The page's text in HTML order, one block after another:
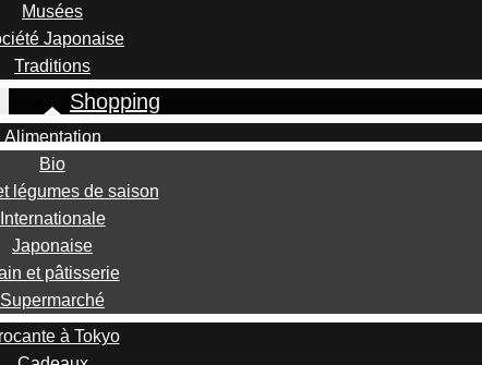
Musées
Japonaise
Traditions
Shopping
Alimentation
Bio
légumes de saison
Internationale
Japonaise
et pâtisserie
Supermarché
à Tokyo